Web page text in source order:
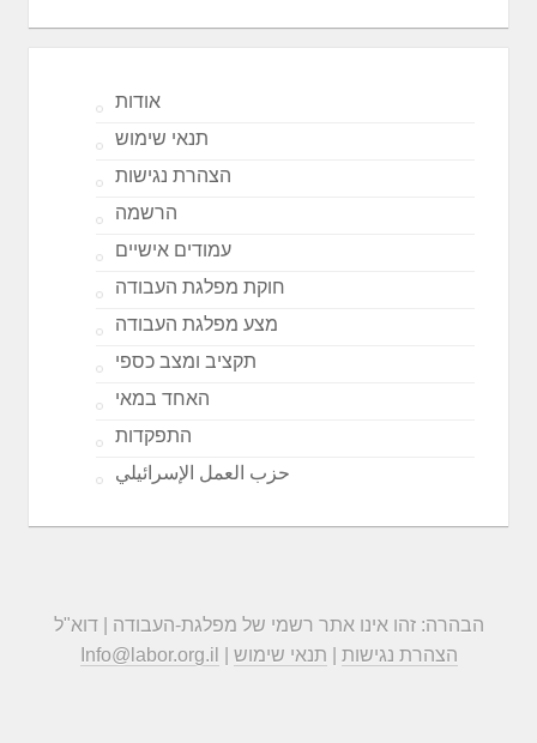
אודות
תנאי שימוש
הצהרת נגישות
הרשמה
עמודים אישיים
חוקת מפלגת העבודה
מצע מפלגת העבודה
תקציב ומצב כספי
האחד במאי
התפקדות
حزب العمل الإسرائيلي
הבהרה: זהו אינו אתר רשמי של מפלגת-העבודה | דוא"ל
Info@labor.org.il
הצהרת נגישות תנאי שימוש